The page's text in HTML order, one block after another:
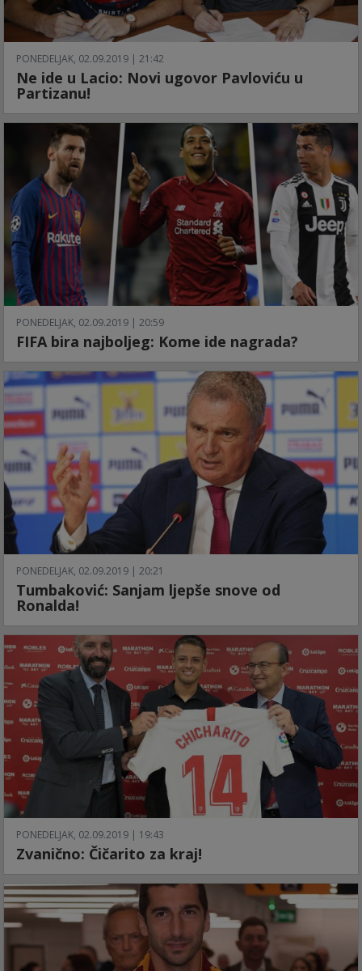
PONEDELJAK, 02.09.2019 | 21:42
Ne ide u Lacio: Novi ugovor Pavloviću u
Partizanu!
PONEDELJAK, 02.09.2019 | 20:59
FIFA bira najboljeg: Kome ide nagrada?
PONEDELJAK, 02.09.2019 | 20:21
Tumbaković: Sanjam ljepše snove od
Ronalda!
PONEDELJAK, 02.09.2019 | 19:43
Zvanično: Čičarito za kraj!